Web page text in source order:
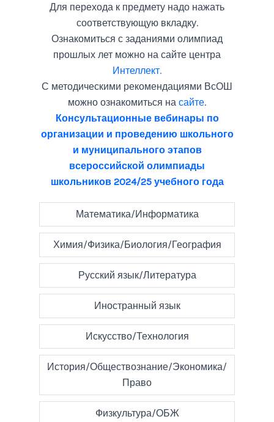
Для перехода к предмету надо нажать
соответствующую вкладку.
Ознакомиться с заданиями олимпиад
прошлых лет можно на сайте центра
Интеллект.
С методическими рекомендациями ВсОШ
можно ознакомиться на сайте.
Консультационные вебинары по
организации и проведению школьного
и муниципального этапов
всероссийской олимпиады
школьников 2024/25 учебного года
Математика/Информатика
Химия/Физика/Биология/География
Русский язык/Литература
Иностранный язык
Искусство/Технология
История/Обществознание/Экономика/
Право
Физкультура/ОБЖ